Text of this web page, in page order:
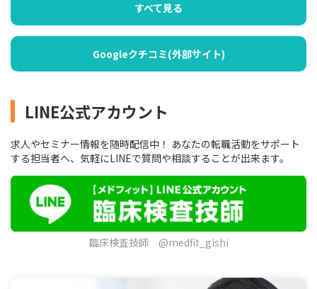
すべて見る
Googleクチコミ(外部サイト)
LINE公式アカウント
求人やセミナー情報を随時配信中！ あなたの転職活動をサポート
する担当者へ、気軽にLINEで質問や相談することが出来ます。
臨床検査技師 @medfit_gishi